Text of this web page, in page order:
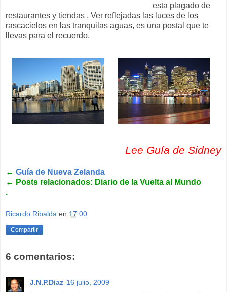
esta plagado de
restaurantes y tiendas . Ver reflejadas las luces de los
rascacielos en las tranquilas aguas, es una postal que te
llevas para el recuerdo.
Lee Guía de Sidney
← Guía de Nueva Zelanda
← Posts relacionados: Diario de la Vuelta al Mundo
.
Ricardo Ribalda en 17:00
Compartir
6 comentarios:
J.N.P.Diaz 16 julio, 2009